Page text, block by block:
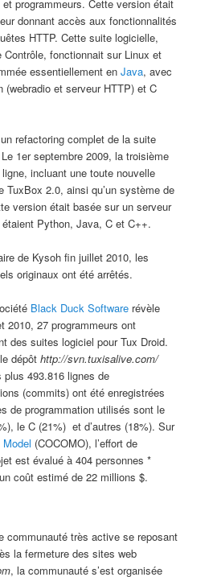
et programmeurs. Cette version était
donnant accès aux fonctionnalités
HTTP. Cette suite logicielle,
Contrôle, fonctionnait sur Linux et
essentiellement enJava, avec
(webradio et serveur HTTP) et C
refactoring complet de la suite
1er septembre 2009, la troisième
incluant une toute nouvelle
TuxBox 2.0, ainsi qu’un système de
version était basée sur un serveur
Python, Java, C et C++.
de Kysoh fin juillet 2010, les
originaux ont été arrêtés.
Black Duck Software révèle
2010, 27 programmeurs ont
des suites logiciel pour Tux Droid.
dépôthttp://svn.tuxisalive.com/
plus 493.816 lignes de
(commits) ont été enregistrées
de programmation utilisés sont le
le C (21%) et d’autres (18%). Sur
(COCOMO), l’effort de
est évalué à 404 personnes *
coût estimé de 22 millions $.
communauté très active se reposant
la fermeture des sites web
, la communauté s’est organisée